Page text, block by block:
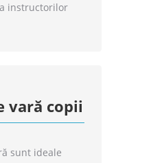
instructorilor
vară copii
sunt ideale